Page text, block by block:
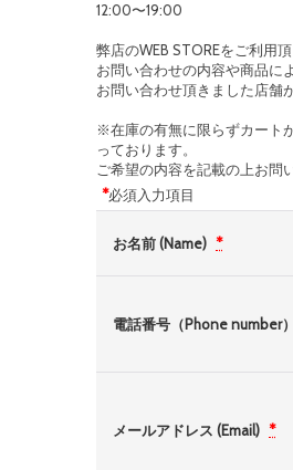
12:00〜19:00
弊店のWEB STOREをご利用
お問い合わせの内容や商品に
お問い合わせ頂きました店舗
※在庫の有無に限らずカート
っております。
ご希望の内容を記載の上お問
*必須入力項目
お名前 (Name) *
電話番号（Phone number）
メールアドレス (Email) *